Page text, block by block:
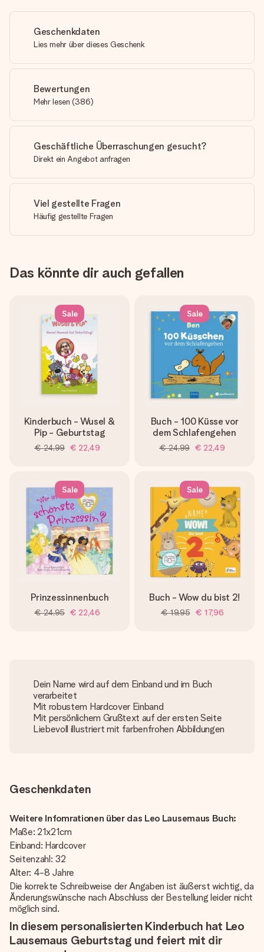
Geschenkdaten
Lies mehr über dieses Geschenk
Bewertungen
Mehr lesen (386)
Geschäftliche Überraschungen gesucht?
Direkt ein Angebot anfragen
Viel gestellte Fragen
Häufig gestellte Fragen
Das könnte dir auch gefallen
Sale
Kinderbuch - Wusel &
Pip - Geburtstag
€ 24,99 € 22,49
Sale
Buch - 100 Küsse vor
dem Schlafengehen
€ 24,99 € 22,49
Sale
Prinzessinnenbuch
€ 24,95 € 22,46
Sale
Buch - Wow du bist 2!
€ 19,95 € 17,96
Dein Name wird auf dem Einband und im Buch
verarbeitet
Mit robustem Hardcover Einband
Mit persönlichem Grußtext auf der ersten Seite
Liebevoll illustriert mit farbenfrohen Abbildungen
Geschenkdaten
Weitere Infomrationen über das Leo Lausemaus Buch:
Maße: 21x21cm
Einband: Hardcover
Seitenzahl: 32
Alter: 4-8 Jahre
Die korrekte Schreibweise der Angaben ist äußerst wichtig, da
Änderungswünsche nach Abschluss der Bestellung leider nicht
möglich sind.
In diesem personalisierten Kinderbuch hat Leo
Lausemaus Geburtstag und feiert mit dir